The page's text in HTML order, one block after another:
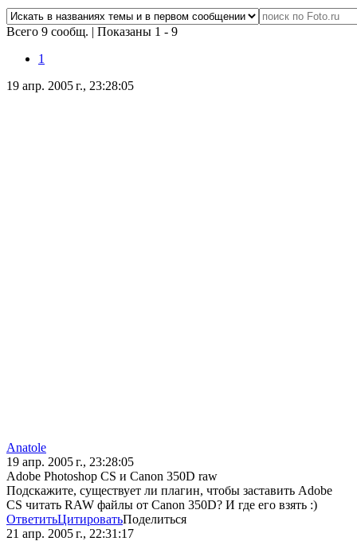
Всего 9 сообщ. | Показаны 1 - 9
1
19 апр. 2005 г., 23:28:05
Anatole
19 апр. 2005 г., 23:28:05
Adobe Photoshop CS и Canon 350D raw
Подскажите, существует ли плагин, чтобы заставить Adobe
CS читать RAW файлы от Canon 350D? И где его взять :)
ОтветитьЦитироватьПоделиться
21 апр. 2005 г., 22:31:17